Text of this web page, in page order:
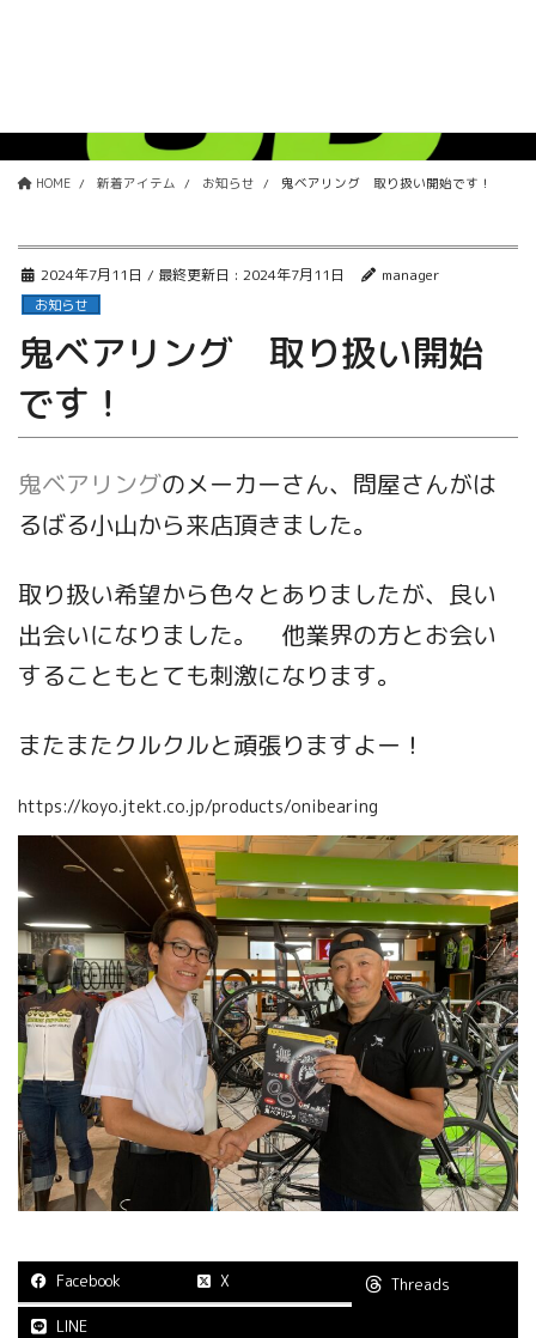
に
移
ョ
ン
HOME 新着アイテム お知らせ 鬼ベアリング 取り扱い開始です！
2024年7月11日 / 最終更新日 : 2024年7月11日 manager
お知らせ
鬼ベアリング 取り扱い開始
です！
鬼ベアリングのメーカーさん、問屋さんがは
るばる小山から来店頂きました。
取り扱い希望から色々とありましたが、良い
出会いになりました。 他業界の方とお会い
することもとても刺激になります。
またまたクルクルと頑張りますよー！
https://koyo.jtekt.co.jp/products/onibearing
Facebook X
Threads
LINE